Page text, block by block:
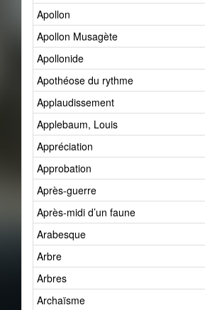
Apollon
Apollon Musagète
Apollonide
Apothéose du rythme
Applaudissement
Applebaum, Louis
Appréciation
Approbation
Après-guerre
Après-midi d’un faune
Arabesque
Arbre
Arbres
Archaïsme